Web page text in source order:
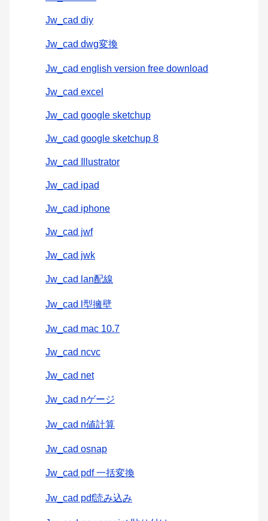
Jw_cad diy
Jw_cad dwg変換
Jw_cad english version free download
Jw_cad excel
Jw_cad google sketchup
Jw_cad google sketchup 8
Jw_cad Illustrator
Jw_cad ipad
Jw_cad iphone
Jw_cad jwf
Jw_cad jwk
Jw_cad lan配線
Jw_cad l型擁壁
Jw_cad mac 10.7
Jw_cad ncvc
Jw_cad net
Jw_cad nゲージ
Jw_cad n値計算
Jw_cad osnap
Jw_cad pdf 一括変換
Jw_cad pdf読み込み